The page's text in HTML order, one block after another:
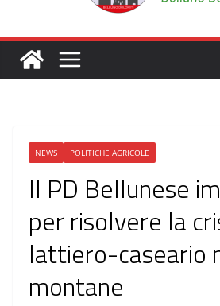
NEWS POLITICHE AGRICOLE
Il PD Bellunese
per risolvere la
lattiero-caseario
montane